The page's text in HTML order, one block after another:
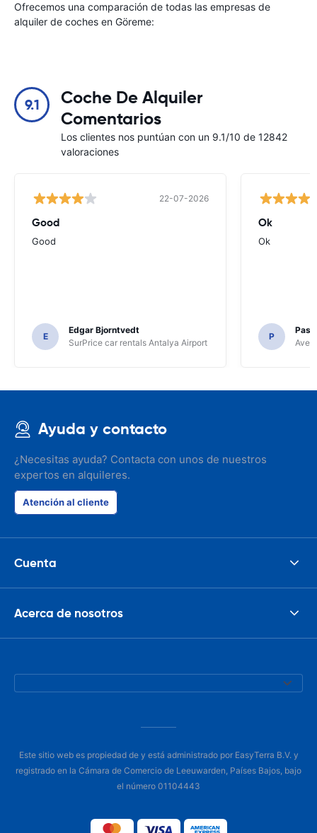
Ofrecemos una comparación de todas las empresas de
alquiler de coches en Göreme:
9.1
Coche De Alquiler
Comentarios
Los clientes nos puntúan con un 9.1/10 de 12842
valoraciones
22-07-2026
Good
Good
E
Edgar Bjorntvedt
SurPrice car rentals Antalya Airport
Ok
Ok
P
Avec
Ayuda y contacto
¿Necesitas ayuda? Contacta con unos de nuestros
expertos en alquileres.
Atención al cliente
Cuenta
Acerca de nosotros
Este sitio web es propiedad de y está administrado por EasyTerra B.V. y
registrado en la Cámara de Comercio de Leeuwarden, Países Bajos, bajo
el número 01104443